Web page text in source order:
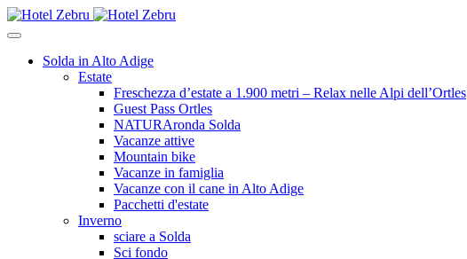
Solda in Alto Adige
Estate
Freschezza d’estate a 1.900 metri – Relax nelle Alpi dell’Ortles
Guest Pass Ortles
NATURAronda Solda
Vacanze attive
Mountain bike
Vacanze in famiglia
Vacanze con il cane in Alto Adige
Pacchetti d'estate
Inverno
sciare a Solda
Sci fondo